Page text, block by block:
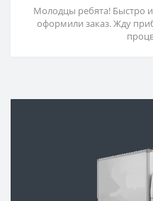
Молодцы ребята! Быстро и
оформили заказ. Жду